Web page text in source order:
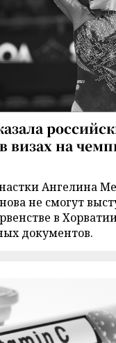
визах на
Ангелина
не смогут
в
документов.